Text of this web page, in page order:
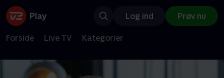
Log ind Prøv nu
Forside Live TV Kategorier